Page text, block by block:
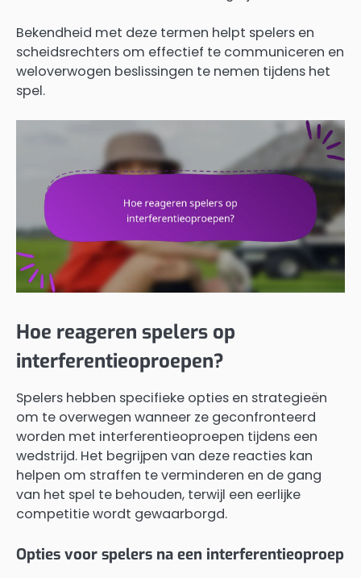
Bekendheid met deze termen helpt spelers en
scheidsrechters om effectief te communiceren en
weloverwogen beslissingen te nemen tijdens het
spel.
Hoe reageren spelers op
interferentieoproepen?
Spelers hebben specifieke opties en strategieën
om te overwegen wanneer ze geconfronteerd
worden met interferentieoproepen tijdens een
wedstrijd. Het begrijpen van deze reacties kan
helpen om straffen te verminderen en de gang
van het spel te behouden, terwijl een eerlijke
competitie wordt gewaarborgd.
Opties voor spelers na een interferentieoproep